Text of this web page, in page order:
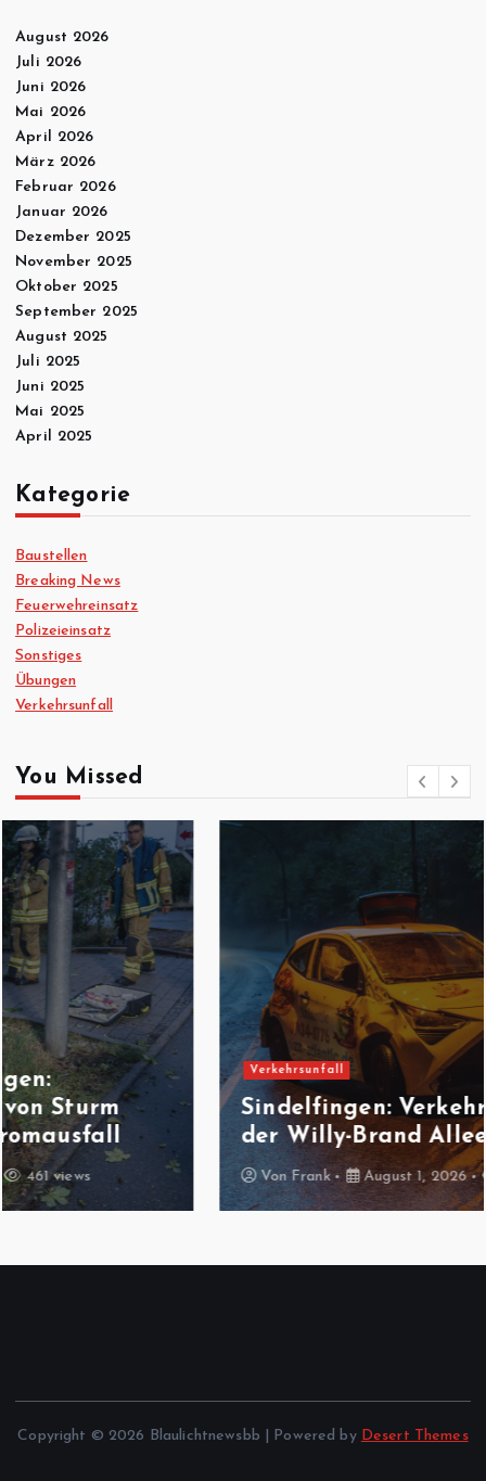
August 2026
Juli 2026
Juni 2026
Mai 2026
April 2026
März 2026
Februar 2026
Januar 2026
Dezember 2025
November 2025
Oktober 2025
September 2025
August 2025
Juli 2025
Juni 2025
Mai 2025
April 2025
Kategorie
Baustellen
Breaking News
Feuerwehreinsatz
Polizeieinsatz
Sonstiges
Übungen
Verkehrsunfall
You Missed
Verkehrsunfall
Sindelfingen: Verkehrsunfall auf
der Willy-Brand Allee
VonFrank August 1, 2026 499 views
Copyright © 2026 Blaulichtnewsbb | Powered by Desert Themes